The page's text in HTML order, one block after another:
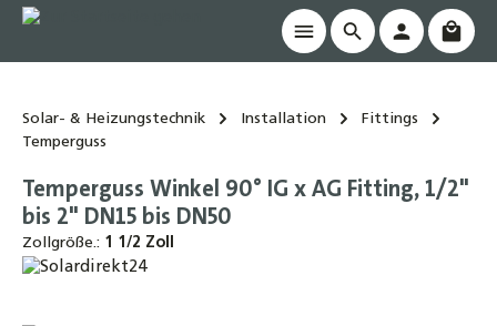
springen
Solar- & Heizungstechnik Installation
Fittings
Temperguss
Temperguss Winkel 90° IG x AG Fitting, 1/2"
bis 2" DN15 bis DN50
Zollgröße.: 1 1/2 Zoll